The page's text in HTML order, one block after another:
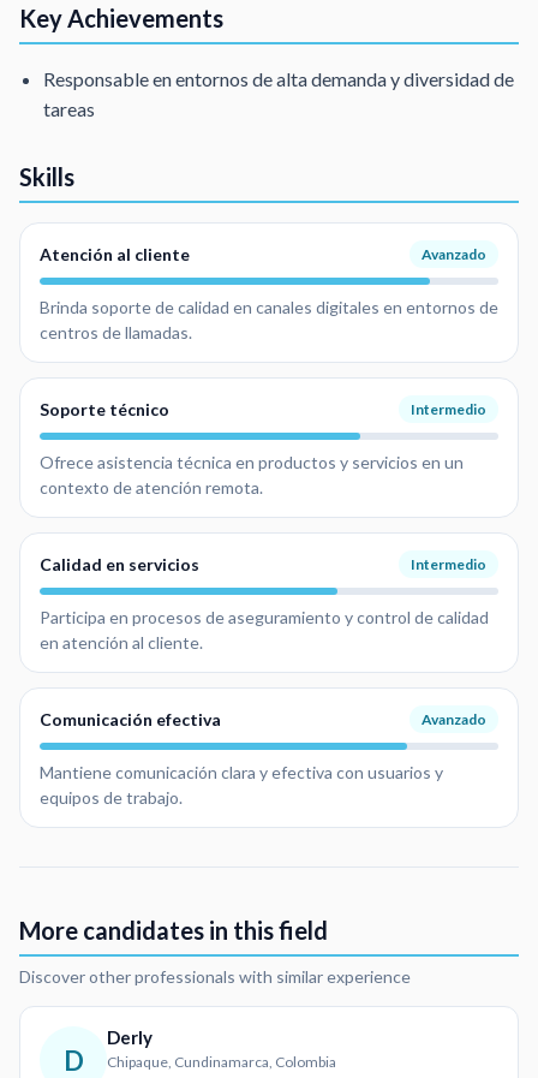
Key Achievements
Responsable en entornos de alta demanda y diversidad de
tareas
Skills
Atención al cliente Avanzado
Brinda soporte de calidad en canales digitales en entornos de
centros de llamadas.
Soporte técnico Intermedio
Ofrece asistencia técnica en productos y servicios en un
contexto de atención remota.
Calidad en servicios Intermedio
Participa en procesos de aseguramiento y control de calidad
en atención al cliente.
Comunicación efectiva Avanzado
Mantiene comunicación clara y efectiva con usuarios y
equipos de trabajo.
More candidates in this field
Discover other professionals with similar experience
D
Derly
Chipaque, Cundinamarca, Colombia